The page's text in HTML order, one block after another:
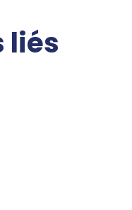
liés